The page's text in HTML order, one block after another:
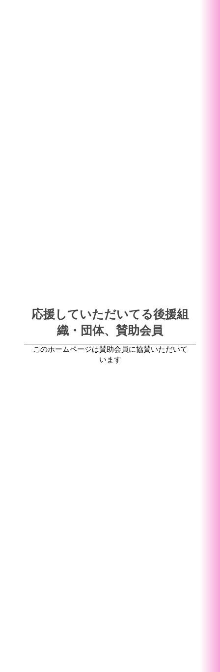
応援していただいてる後援組
織・団体、賛助会員
このホームページは賛助会員に協賛いただいて
います